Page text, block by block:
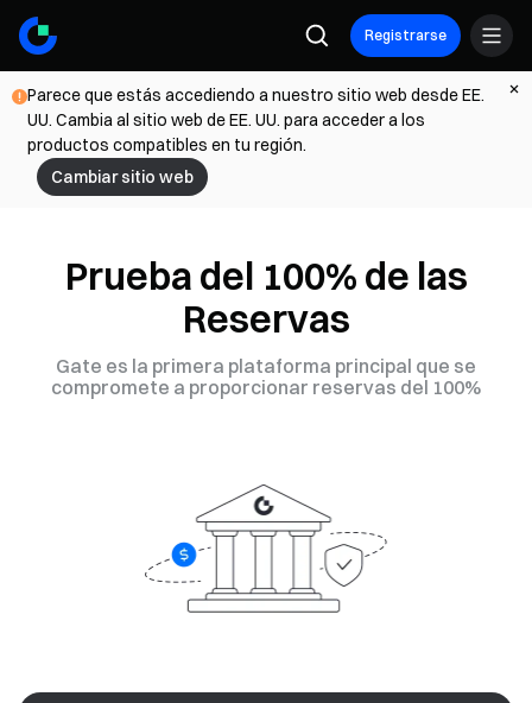
Registrarse
Parece que estás accediendo a nuestro sitio web desde EE.
UU. Cambia al sitio web de EE. UU. para acceder a los
productos compatibles en tu región.
Cambiar sitio web
Prueba del 100% de las
Reservas
Gate es la primera plataforma principal que se
compromete a proporcionar reservas del 100%